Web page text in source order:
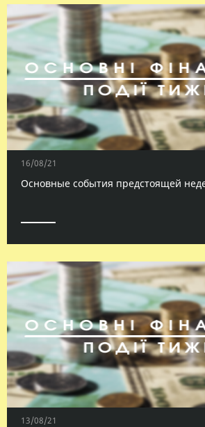
16/08/21
Основные события предстоящей
13/08/21